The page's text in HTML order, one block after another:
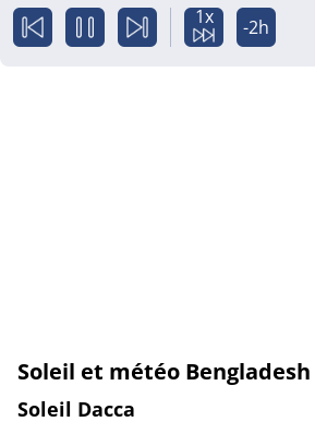
1x -2h
Soleil et météo Bengladesh
Soleil Dacca